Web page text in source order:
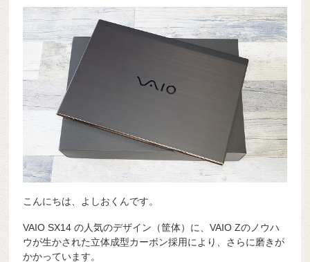
こんにちは、よしおくんです。
VAIO SX14 の人気のデザイン（筐体）に、VAIO Zのノウハ
ウが生かされた立体成型カーボン採用により、さらに磨きが
かかっています。